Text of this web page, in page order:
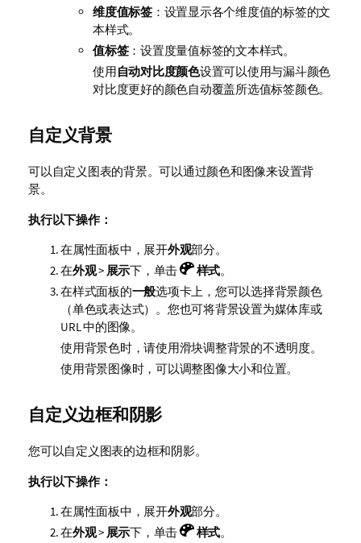
维度值标签：设置显示各个维度值的标签的文
本样式。
值标签：设置度量值标签的文本样式。
使用自动对比度颜色设置可以使用与漏斗颜色
对比度更好的颜色自动覆盖所选值标签颜色。
自定义背景
可以自定义图表的背景。可以通过颜色和图像来设置背
景。
执行以下操作：
在属性面板中，展开外观部分。
在外观> 展示下，单击 样式。
在样式面板的一般选项卡上，您可以选择背景颜色
（单色或表达式）。您也可将背景设置为媒体库或
URL 中的图像。
使用背景色时，请使用滑块调整背景的不透明度。
使用背景图像时，可以调整图像大小和位置。
自定义边框和阴影
您可以自定义图表的边框和阴影。
执行以下操作：
在属性面板中，展开外观部分。
在外观> 展示下，单击 样式。